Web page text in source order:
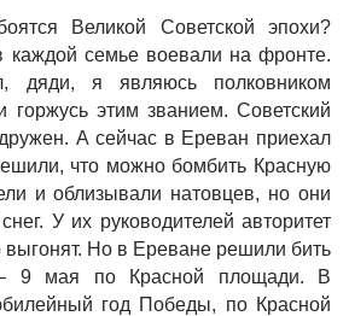
Великой Советской эпохи?
каждой семье воевали на фронте.
дяди, я являюсь полковником
горжусь этим званием. Советский
А сейчас в Ереван приехал
что можно бомбить Красную
и облизывали натовцев, но они
У их руководителей авторитет
выгонят. Но в Ереване решили бить
9 мая по Красной площади. В
год Победы, по Красной